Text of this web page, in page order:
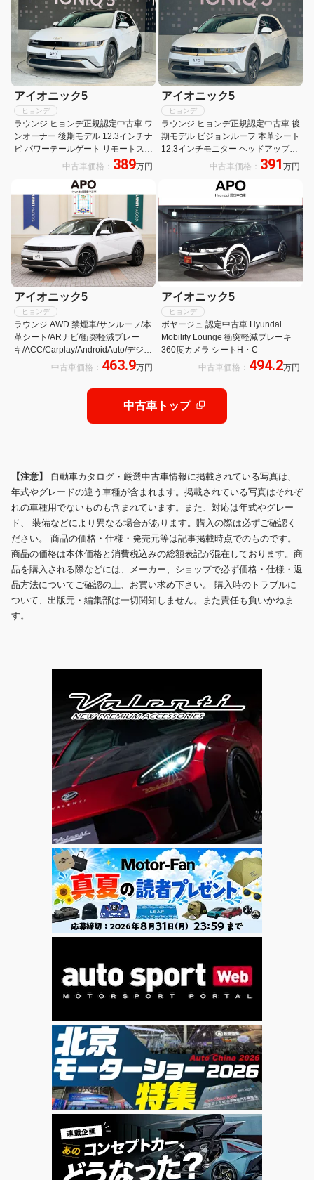
アイオニック5
ヒョンデ
ラウンジ ヒョンデ正規認定中古車 ワ
ンオーナー 後期モデル 12.3インチナ
ビ パワーテールゲート リモートスマ
ートパーキングシステム リヤビュー
モニター サラウンドビューモニター
中古車価格： 389万円
アイオニック5
ヒョンデ
ラウンジ ヒョンデ正規認定中古車 後
期モデル ビジョンルーフ 本革シート
12.3インチモニター ヘッドアップデ
ィスプレイ ビルトインドライブレコ
ーダー アラウンドビューモニター
19インチアルミホイール
中古車価格： 391 万円
アイオニック5
ヒョンデ
ラウンジ AWD 禁煙車/サンルーフ/本
革シート/ARナビ/衝突軽減ブレー
キ/ACC/Carplay/AndroidAuto/デジタ
ルインナーミラー/ヘッドアップディ
中古車価格： 463.9万円
アイオニック5
ヒョンデ
ボヤージュ 認定中古車 Hyundai
Mobility Lounge 衝突軽減ブレーキ
360度カメラ シートH・C
中古車価格： 494.2万円
中古車トップ
【注意】 自動車カタログ・厳選中古車情報に掲載されている写真は、
年式やグレードの違う車種が含まれます。掲載されている写真はそれぞ
れの車種用でないものも含まれています。また、対応は年式やグレー
ド、 装備などにより異なる場合があります。購入の際は必ずご確認く
ださい。 商品の価格・仕様・発売元等は記事掲載時点でのものです。
商品の価格は本体価格と消費税込みの総額表記が混在しております。商
品を購入される際などには、メーカー、ショップで必ず価格・仕様・返
品方法についてご確認の上、お買い求め下さい。 購入時のトラブルに
ついて、出版元・編集部は一切関知しません。また責任も負いかねま
す。